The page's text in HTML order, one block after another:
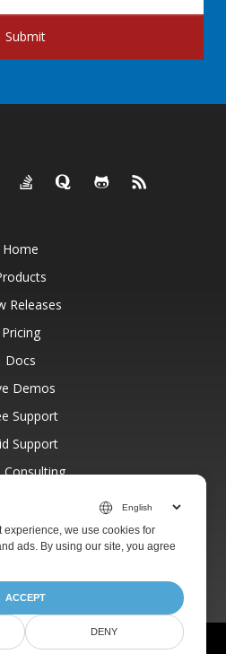
Submit
Home
Releases
Pricing
Docs
Demos
Support
Support
Consulting
About
2026.
experience, we use cookies for
ads. By using our site, you agree
ACCEPT
DENY